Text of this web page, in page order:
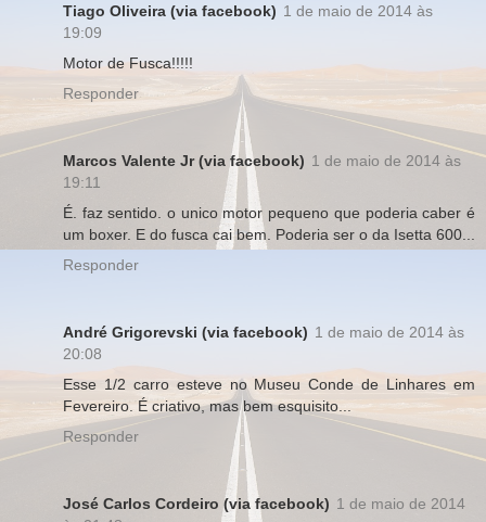
Tiago Oliveira (via facebook) 1 de maio de 2014 às
19:09
Motor de Fusca!!!!!
Responder
Marcos Valente Jr (via facebook) 1 de maio de 2014 às
19:11
É. faz sentido. o unico motor pequeno que poderia caber é
um boxer. E do fusca cai bem. Poderia ser o da Isetta 600...
Responder
André Grigorevski (via facebook) 1 de maio de 2014 às
20:08
Esse 1/2 carro esteve no Museu Conde de Linhares em
Fevereiro. É criativo, mas bem esquisito...
Responder
José Carlos Cordeiro (via facebook) 1 de maio de 2014